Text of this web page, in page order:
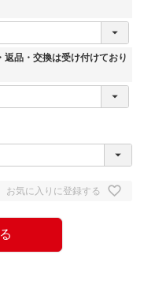
品・交換は受け付けており
お気に入りに登録する